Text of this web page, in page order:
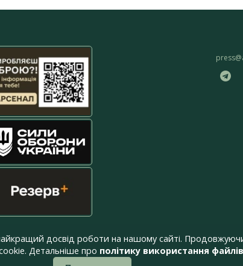
досвід роботи на нашому сайті.
Детальніше про політику використання